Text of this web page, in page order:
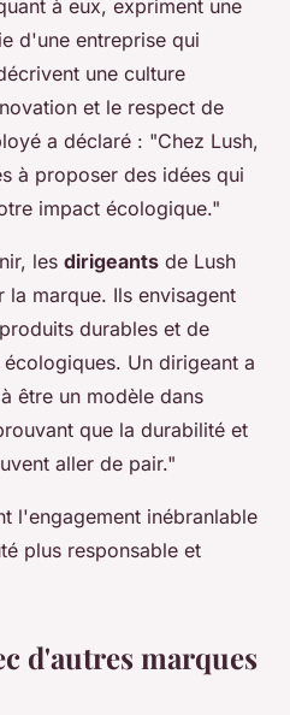
à eux, expriment une
d'une entreprise qui
une culture
et le respect de
a déclaré : "Chez Lush,
à proposer des idées qui
impact écologique."
les dirigeants de Lush
marque. Ils envisagent
durables et de
Un dirigeant a
être un modèle dans
que la durabilité et
aller de pair."
l'engagement inébranlable
plus responsable et
d'autres marques